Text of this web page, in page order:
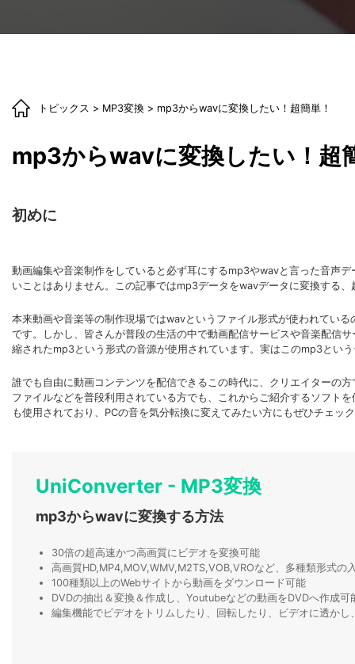
トピックス > MP3変換 > mp3からwavに変換したい！超簡単！
mp3からwavに変換したい！超
初めに
動画編集や音楽制作をしていると必ず耳にするmp3やwavと言った音声
いことはありません。この記事ではmp3データをwavデータに変換する
本来動画や音楽等の制作現場ではwavというファイル形式が使われてい
です。しかし、皆さんが普段の生活の中で動画配信サービスや音楽配信
縮されたmp3という形式の音源が使用されています。実はこのmp3とい
誰でも自由に動画コンテンツを配信できるこの時代に、クリエイターの
ファイルなどを普段利用されている方でも、これからご紹介するソフト
も使用されており、PCの音を気分転換に変えてみたい方にもぜひチェッ
UniConverter - MP3変換
mp3からwavに変換する方法
30倍の超高速かつ高画質にビデオを変換可能
高画質HD,MP4,MOV,WMV,M2TS,VOB,VROなど、多種類形式の
100種類以上のWebサイトから動画をダウンロード可能
DVDの抽出＆変換＆作成し、Youtubeなどの動画をDVDへ作成可
編集機能でビデオをトリムしたり、回転したり、ビデオに透か